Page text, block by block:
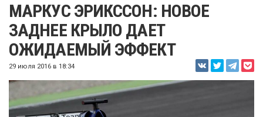
МАРКУС ЭРИКССОН: НОВОЕ
ЗАДНЕЕ КРЫЛО ДАЕТ
ОЖИДАЕМЫЙ ЭФФЕКТ
29 июля 2016 в 18:34